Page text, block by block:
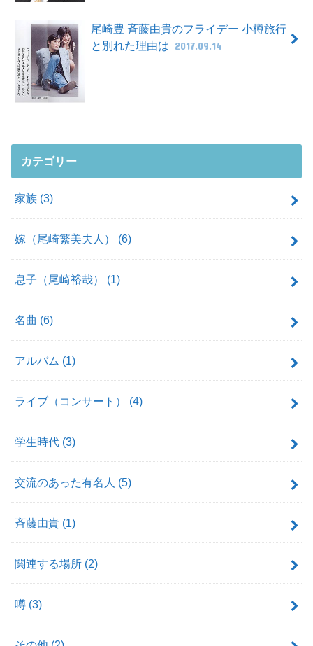
尾崎豊 斉藤由貴のフライデー 小樽旅行
と別れた理由は 2017.09.14
カテゴリー
家族 (3)
嫁（尾崎繁美夫人） (6)
息子（尾崎裕哉） (1)
名曲 (6)
アルバム (1)
ライブ（コンサート） (4)
学生時代 (3)
交流のあった有名人 (5)
斉藤由貴 (1)
関連する場所 (2)
噂 (3)